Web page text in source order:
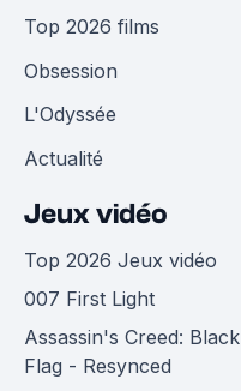
Top 2026 films
Obsession
L'Odyssée
Actualité
Jeux vidéo
Top 2026 Jeux vidéo
007 First Light
Assassin's Creed: Black
Flag - Resynced